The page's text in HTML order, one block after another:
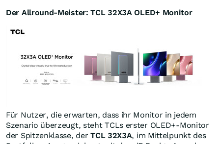
Der Allround-Meister: TCL 32X3A OLED+ Monitor
Für Nutzer, die erwarten, dass ihr Monitor in jedem
Szenario überzeugt, steht TCLs erster OLED+-Monitor
der Spitzenklasse, derTCL 32X3A, im Mittelpunkt des